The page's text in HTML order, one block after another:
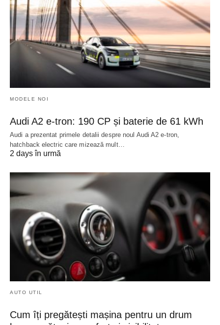
MODELE NOI
Audi A2 e-tron: 190 CP și baterie de 61 kWh
Audi a prezentat primele detalii despre noul Audi A2 e-tron,
hatchback electric care mizează mult…
2 days în urmă
AUTO UTIL
Cum îți pregătești mașina pentru un drum